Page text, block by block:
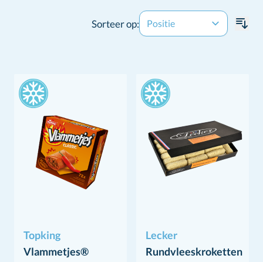
Sorteer op:
Topking
Vlammetjes®
Lecker
Rundvleeskroketten